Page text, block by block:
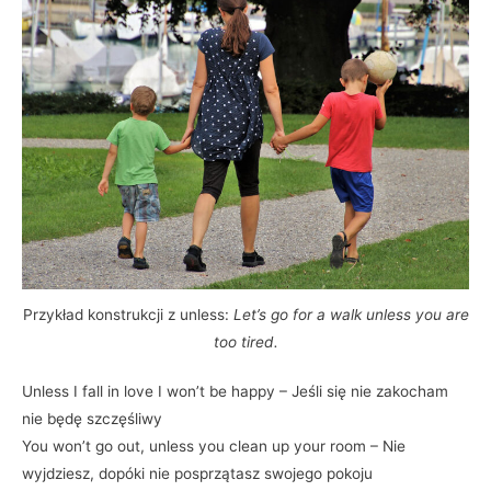
Przykład konstrukcji z unless: Let’s go for a walk unless you are
too tired.
Unless I fall in love I won’t be happy – Jeśli się nie zakocham
nie będę szczęśliwy
You won’t go out, unless you clean up your room – Nie
wyjdziesz, dopóki nie posprzątasz swojego pokoju